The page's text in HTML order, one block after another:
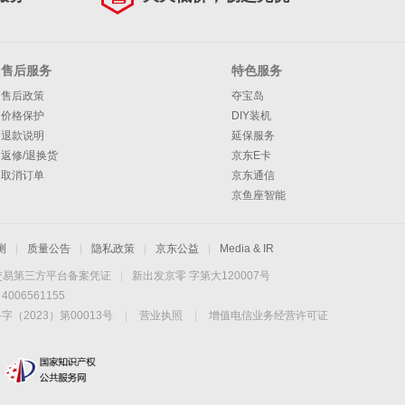
售后服务
售后政策
价格保护
退款说明
返修/退换货
取消订单
特色服务
夺宝岛
DIY装机
延保服务
京东E卡
京东通信
京鱼座智能
质量公告 隐私政策 京东公益 Media & IR
第三方平台备案凭证
新出发京零 字第大120007号
4006561155
（2023）第00013号
营业执照 增值电信业务经营许可证